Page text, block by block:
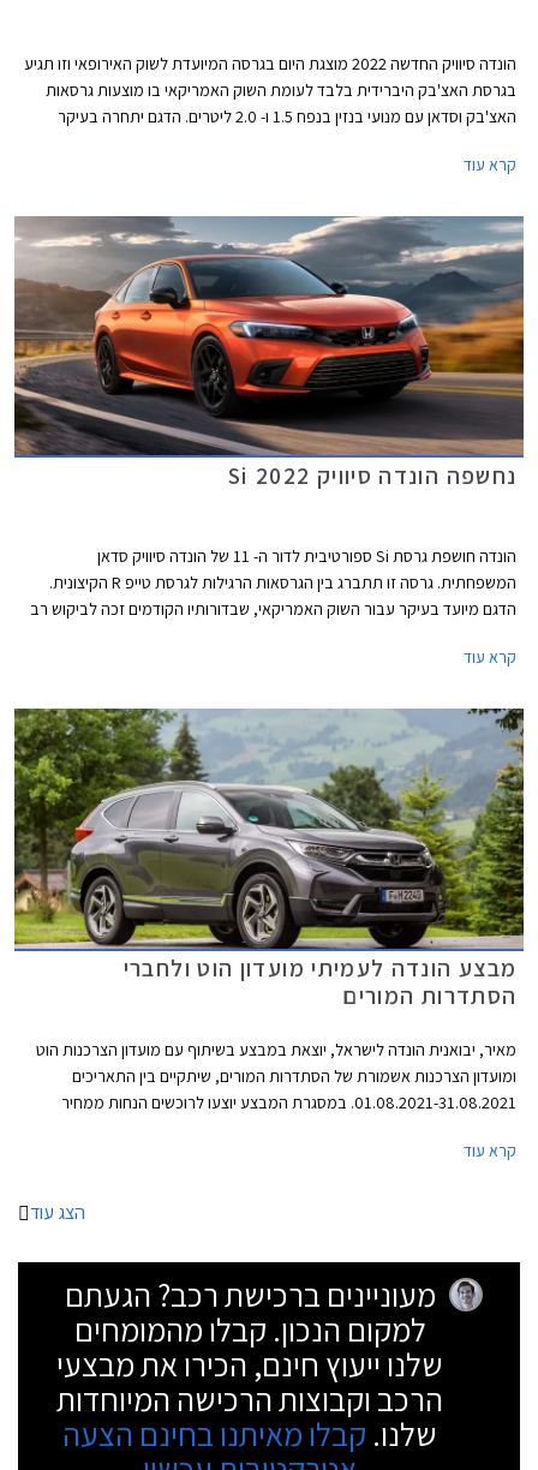
הונדה סיוויק החדשה 2022 מוצגת היום בגרסה המיועדת לשוק האירופאי וזו תגיע
בגרסת האצ'בק היברידית בלבד לעומת השוק האמריקאי בו מוצעות גרסאות
האצ'בק וסדאן עם מנועי בנזין בנפח 1.5 ו- 2.0 ליטרים. הדגם יתחרה בעיקר
הייבריד תהיה יקרה יותר בהתאם.
קרא עוד
נחשפה הונדה סיוויק Si 2022
הונדה חושפת גרסת Si ספורטיבית לדור ה- 11 של הונדה סיוויק סדאן
המשפחתית. גרסה זו תתברג בין הגרסאות הרגילות לגרסת טייפ R הקיצונית.
הדגם מיועד בעיקר עבור השוק האמריקאי, שבדורותיו הקודמים זכה לביקוש רב
קרא עוד
מבצע הונדה לעמיתי מועדון הוט ולחברי
הסתדרות המורים
מאיר, יבואנית הונדה לישראל, יוצאת במבצע בשיתוף עם מועדון הצרכנות הוט
ומועדון הצרכנות אשמורת של הסתדרות המורים, שיתקיים בין התאריכים
01.08.2021-31.08.2021. במסגרת המבצע יוצעו לרוכשים הנחות ממחיר
המשתתפים במבצע.
קרא עוד
הצג עוד
מעוניינים ברכישת רכב? הגעתם
למקום הנכון. קבלו מהמומחים
שלנו ייעוץ חינם, הכירו את מבצעי
הרכב וקבוצות הרכישה המיוחדות
שלנו. קבלו מאיתנו בחינם הצעה